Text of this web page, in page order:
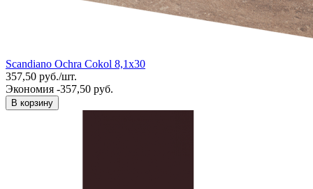
Scandiano Ochra Cokol 8,1x30
357,50 руб./шт.
Экономия -357,50 руб.
В корзину